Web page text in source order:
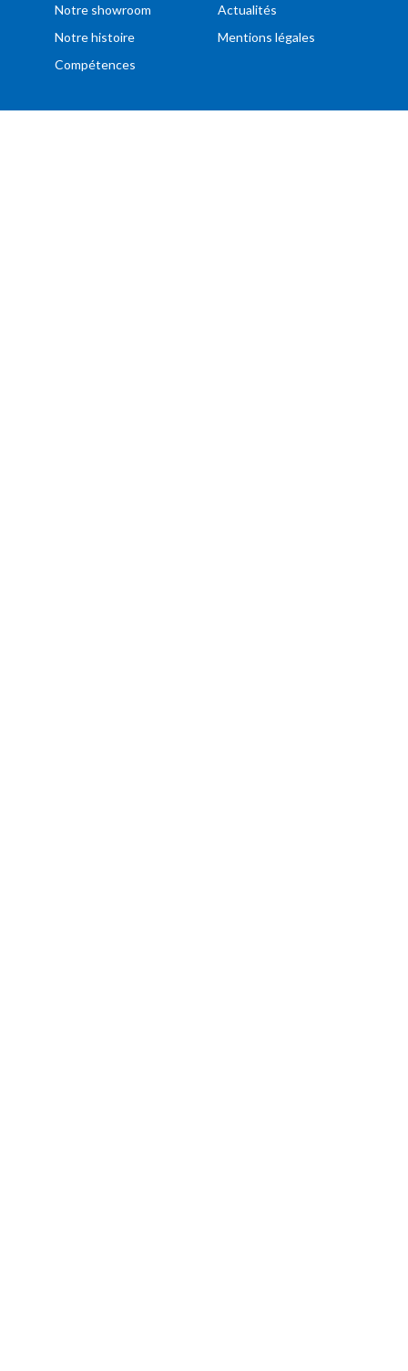
Notre showroom
Notre histoire
Compétences
Actualités
Mentions légales